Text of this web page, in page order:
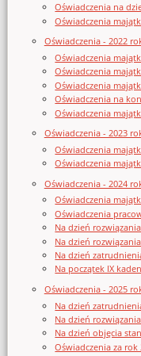
Oświadczenia na
Oświadczenia
Oświadczenia - 2022
Oświadczenia
Oświadczenia
Oświadczenia
Oświadczenia na
Oświadczenia
Oświadczenia - 2023
Oświadczenia
Oświadczenia
Oświadczenia - 2024
Oświadczenia
Oświadczenia
Na dzień
Na dzień
Na dzień
Na początek IX
Oświadczenia - 2025
Na dzień
Na dzień
Na dzień objęcia
Oświadczenia za rok